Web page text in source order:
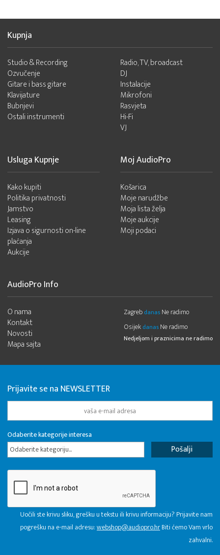
Kupnja
Studio & Recording
Ozvučenje
Gitare i bass gitare
Klavijature
Bubnjevi
Ostali instrumenti
Radio, TV, broadcast
DJ
Instalacije
Mikrofoni
Rasvjeta
Hi-Fi
VJ
Usluga Kupnje
Kako kupiti
Politika privatnosti
Jamstvo
Leasing
Izjava o sigurnosti on-line
plaćanja
Aukcije
Moj AudioPro
Košarica
Moje narudžbe
Moja lista želja
Moje aukcije
Moji podaci
AudioPro Info
O nama
Kontakt
Novosti
Mapa sajta
Zagreb danas Ne radimo
Osijek danas Ne radimo
Nedjeljom i praznicima ne radimo
Prijavite se na NEWSLETTER
Odaberite kategorije interesa
Odaberite kategoriju...
Uočili ste krivu sliku, grešku u tekstu ili krivu informaciju? Prijavite nam
pogrešku na e-mail adresu:webshop@audiopro.hrBiti ćemo Vam vrlo
zahvalni.